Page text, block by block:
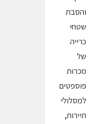
והסבת
שטחי
כרייה
של
מכרות
פוספטים
למסלולי
תיירות,